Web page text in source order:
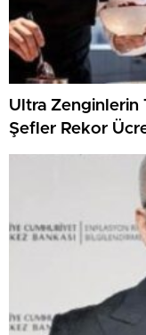
Ultra Zenginlerin
Şefler Rekor